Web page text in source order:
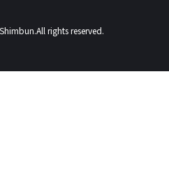
rights reserved.